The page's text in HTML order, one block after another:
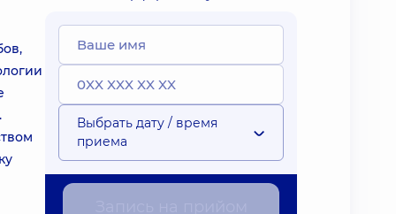
Выбрать дату / время
приема